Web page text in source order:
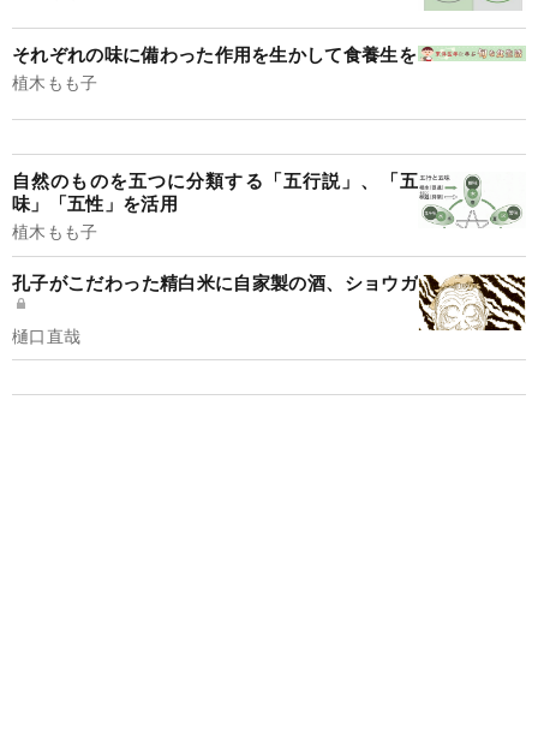
それぞれの味に備わった作用を生かして食養生を
植木もも子
自然のものを五つに分類する「五行説」、「五
味」「五性」を活用
植木もも子
孔子がこだわった精白米に自家製の酒、ショウガ
樋口直哉